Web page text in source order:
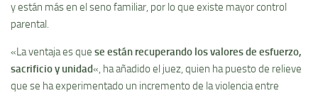
y están más en el seno familiar, por lo que existe mayor control
parental.
«La ventaja es que se están recuperando los valores de esfuerzo,
sacrificio y unidad«, ha añadido el juez, quien ha puesto de relieve
que se ha experimentado un incremento de la violencia entre